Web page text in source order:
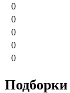
0
0
0
0
0
Подборки